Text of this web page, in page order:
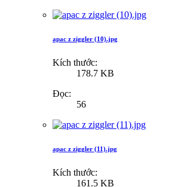
apac z ziggler (10).jpg
Kích thước:
178.7 KB
Đọc:
56
apac z ziggler (11).jpg
Kích thước:
161.5 KB